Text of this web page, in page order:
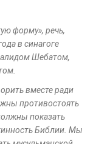
форму», речь,
в синагоге
Шебатом,
вместе ради
противостоять
показать
Библии. Мы